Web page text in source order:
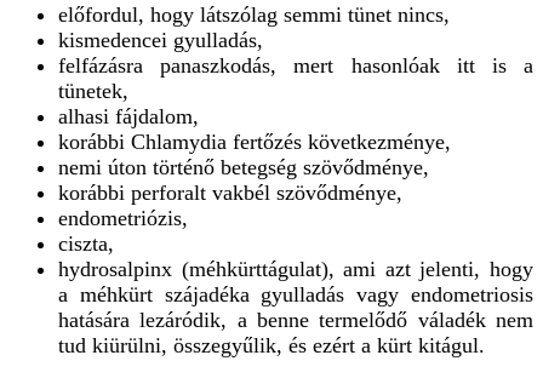
előfordul, hogy látszólag semmi tünet nincs,
kismedencei gyulladás,
felfázásra panaszkodás, mert hasonlóak itt is a
tünetek,
alhasi fájdalom,
korábbi Chlamydia fertőzés következménye,
nemi úton történő betegség szövődménye,
korábbi perforalt vakbél szövődménye,
endometriózis,
ciszta,
hydrosalpinx (méhkürttágulat), ami azt jelenti, hogy
a méhkürt szájadéka gyulladás vagy endometriosis
hatására lezáródik, a benne termelődő váladék nem
tud kiürülni, összegyűlik, és ezért a kürt kitágul.